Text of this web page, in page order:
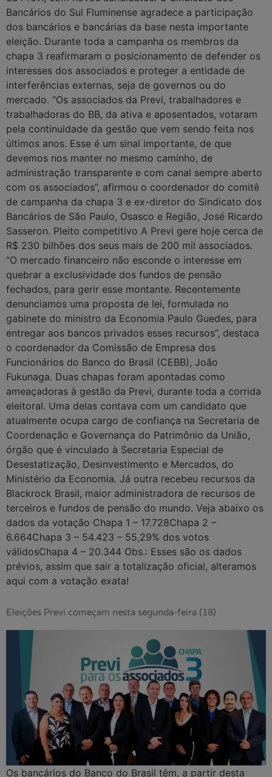
Bancários do Sul Fluminense agradece a participação
dos bancários e bancárias da base nesta importante
eleição. Durante toda a campanha os membros da
chapa 3 reafirmaram o posicionamento de defender os
interesses dos associados e proteger a entidade de
interferências externas, seja de governos ou do
mercado. “Os associados da Previ, trabalhadores e
trabalhadoras do BB, da ativa e aposentados, votaram
pela continuidade da gestão que vem sendo feita nos
últimos anos. Esse é um sinal importante, de que
devemos nos manter no mesmo caminho, de
administração transparente e com canal sempre aberto
com os associados”, afirmou o coordenador do comitê
de campanha da chapa 3 e ex-diretor do Sindicato dos
Bancários de São Paulo, Osasco e Região, José Ricardo
Sasseron. Pleito competitivo A Previ gere hoje cerca de
R$ 230 bilhões dos seus mais de 200 mil associados.
“O mercado financeiro não esconde o interesse em
quebrar a exclusividade dos fundos de pensão
fechados, para gerir esse montante. Recentemente
denunciamos uma proposta de lei, formulada no
gabinete do ministro da Economia Paulo Guedes, para
entregar aos bancos privados esses recursos”, destaca
o coordenador da Comissão de Empresa dos
Funcionários do Banco do Brasil (CEBB), João
Fukunaga. Duas chapas foram apontadas como
ameaçadoras à gestão da Previ, durante toda a corrida
eleitoral. Uma delas contava com um candidato que
atualmente ocupa cargo de confiança na Secretaria de
Coordenação e Governança do Patrimônio da União,
órgão que é vinculado à Secretaria Especial de
Desestatização, Desinvestimento e Mercados, do
Ministério da Economia. Já outra recebeu recursos da
Blackrock Brasil, maior administradora de recursos de
terceiros e fundos de pensão do mundo. Veja abaixo os
dados da votação Chapa 1 – 17.728Chapa 2 –
6.664Chapa 3 – 54.423 – 55,29% dos votos
válidosChapa 4 – 20.344 Obs.: Esses são os dados
prévios, assim que sair a totalização oficial, alteramos
aqui com a votação exata!
Eleições Previ começam nesta segunda-feira (18)
Os bancários do Banco do Brasil têm, a partir desta